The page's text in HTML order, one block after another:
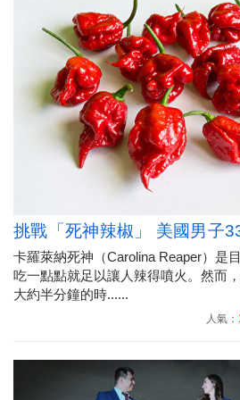
挑戰「死神辣椒」 美國男子
卡羅萊納死神（Carolina Reaper）是
吃一點點就足以讓人辣得噴火。然而
大約半分鐘的時......
人氣：